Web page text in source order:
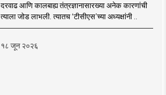
दरवाढ आणि कालबाह्य तंत्रज्ञानासारख्या अनेक कारणांची
त्याला जोड लाभली. त्यातच ‘टीसीएस’च्या अध्यक्षांनी ..
१८ जून २०२६